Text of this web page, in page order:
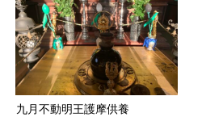
九月不動明王護摩供養